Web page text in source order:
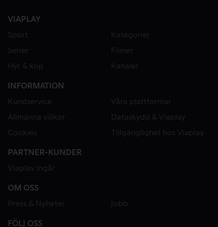
VIAPLAY
Sport
Kategorier
Serier
Filmer
Hyr & köp
Kanaler
INFORMATION
Kundservice
Våra plattformar
Allmänna villkor
Dataskydd & Viaplay
Cookies
Tillgänglighet hos Viaplay
PARTNER-KUNDER
Viaplay ingår
OM OSS
Press & Nyheter
Jobb
FÖLJ OSS